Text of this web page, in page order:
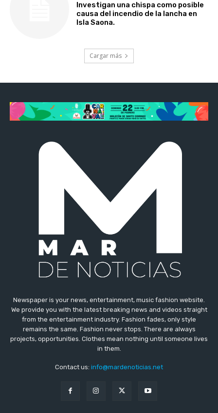
Investigan una chispa como posible
causa del incendio de la lancha en
Isla Saona.
Cargar más
Newspaper is your news, entertainment, music fashion website.
We provide you with the latest breaking news and videos straight
from the entertainment industry. Fashion fades, only style
remains the same. Fashion never stops. There are always
projects, opportunities. Clothes mean nothing until someone lives
in them.
Contact us: info@mardenoticias.net